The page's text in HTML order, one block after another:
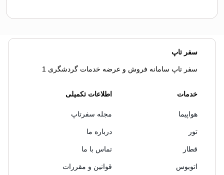
سفر تاپ
سفر تاپ سامانه فروش و عرضه خدمات گردشگری 1
خدمات
هواپیما
تور
قطار
اتوبوس
اطلاعات تکمیلی
مجله سفرتاپ
درباره ما
تماس با ما
قوانین و مقررات